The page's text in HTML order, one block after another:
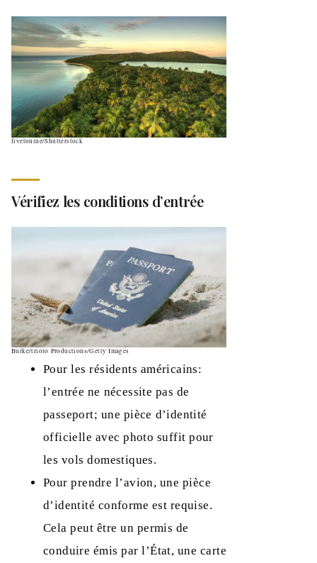
fivetonine/Shutterstock
Vérifiez les conditions d’entrée
Burke/triolo Productions/Getty Images
Pour les résidents américains:
l’entrée ne nécessite pas de
passeport; une pièce d’identité
officielle avec photo suffit pour
les vols domestiques.
Pour prendre l’avion, une pièce
d’identité conforme est requise.
Cela peut être un permis de
conduire émis par l’État, une carte